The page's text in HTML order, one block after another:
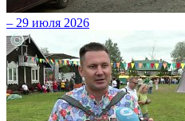
– 29 июля 2026